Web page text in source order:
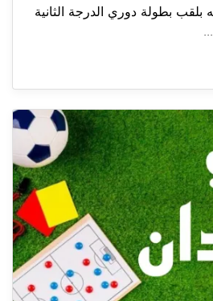
بلقب بطولة دوري الدرجة الثانية